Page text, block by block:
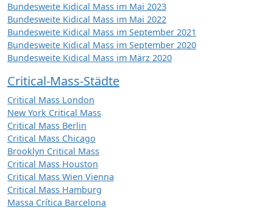
Bundesweite Kidical Mass im Mai 2023
Bundesweite Kidical Mass im Mai 2022
Bundesweite Kidical Mass im September 2021
Bundesweite Kidical Mass im September 2020
Bundesweite Kidical Mass im März 2020
Critical-Mass-Städte
Critical Mass London
New York Critical Mass
Critical Mass Berlin
Critical Mass Chicago
Brooklyn Critical Mass
Critical Mass Houston
Critical Mass Wien Vienna
Critical Mass Hamburg
Massa Crítica Barcelona